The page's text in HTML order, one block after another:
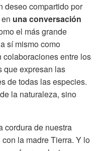
deseo compartido por
una conversación
el más grande
sí mismo como
colaboraciones entre los
que expresan las
de todas las especies.
la naturaleza, sino
cordura de nuestra
la madre Tierra. Y lo